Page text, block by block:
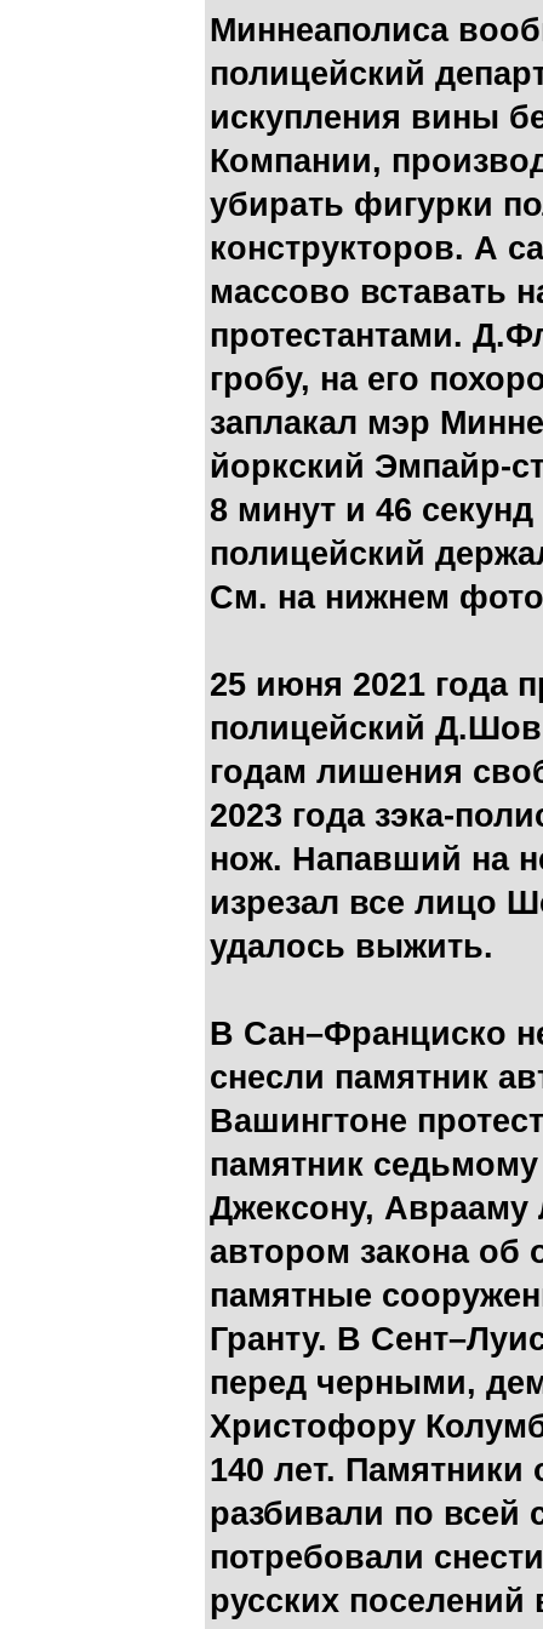
Миннеаполиса
полицейский
искупления вины
Компании,
убирать фигурки
конструкторов. А
массово вставать
протестантами.
гробу, на его
заплакал мэр
йоркский Эмпайр-
8 минут и 46
полицейский
См. на нижнем
25 июня 2021 года
полицейский
годам лишения
2023 года зэка-
нож. Напавший на
изрезал все лицо
удалось выжить.
В Сан–Франциско
снесли памятник
Вашингтоне
памятник
Джексону,
автором закона об
памятные
Гранту. В
перед черными,
Христофору
140 лет.
разбивали по всей
потребовали
русских